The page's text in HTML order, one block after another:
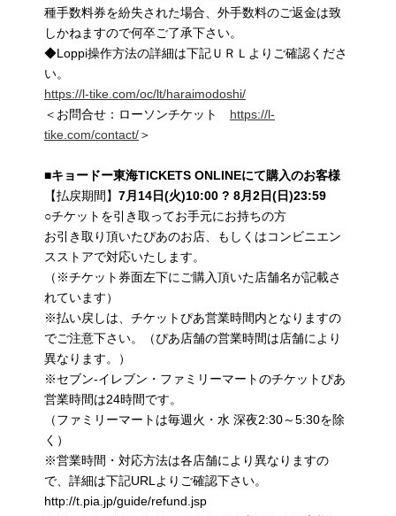
種手数料券を紛失された場合、外手数料のご返金は致
しかねますので何卒ご了承下さい。
◆Loppi操作方法の詳細は下記ＵＲＬよりご確認くださ
い。
https://l-tike.com/oc/lt/haraimodoshi/
＜お問合せ：ローソンチケット https://l-
tike.com/contact/＞
■キョードー東海TICKETS ONLINEにて購入のお客様
【払戻期間】 7月 14日(火)10:00 ? 8月 2日(日)23:59
○チケットを引き取ってお手元にお持ちの方
お引き取り頂いたぴあのお店、もしくはコンビニエン
スストアで対応いたします。
（※チケット券面左下にご購入頂いた店舗名が記載さ
れています）
※払い戻しは、チケットぴあ営業時間内となりますの
でご注意下さい。（ぴあ店舗の営業時間は店舗により
異なります。）
※セブン-イレブン・ファミリーマートのチケットぴあ
営業時間は24時間です。
（ファミリーマートは毎週火・水 深夜2:30～5:30を除
く）
※営業時間・対応方法は各店舗により異なりますの
で、詳細は下記URLよりご確認下さい。
http://t.pia.jp/guide/refund.jsp